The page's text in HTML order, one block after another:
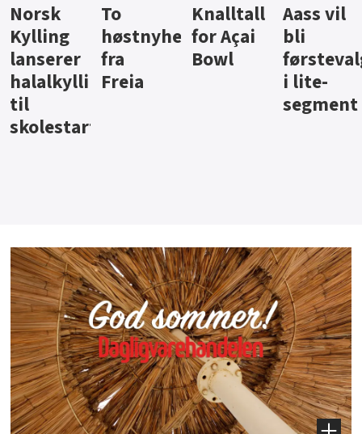
Knalltall
for Açai
Bowl
Aass vil
bli
førstevalg
i lite-
Brus og
jus fra
Berentsen
Hard
iste fra
Hansa